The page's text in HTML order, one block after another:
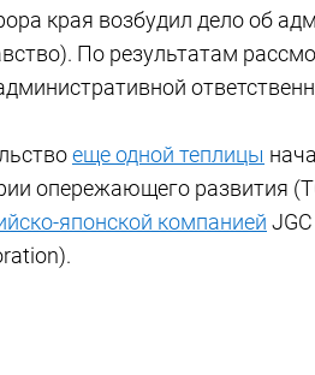
края возбудил дело об
По результатам
еще одной теплицы
опережающего развития
японской компанией